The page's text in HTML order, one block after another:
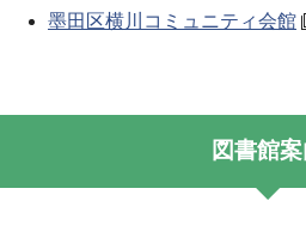
墨田区横川コミュニティ会館
図書館